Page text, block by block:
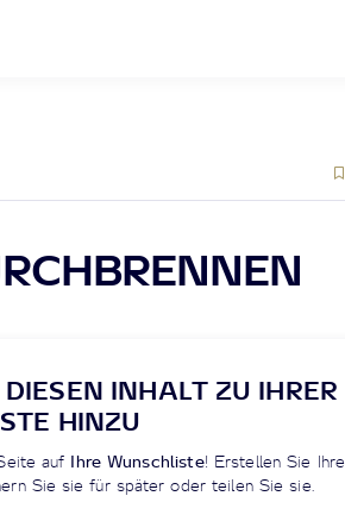
INHALT ZU IHRER
HINZU
auf Ihre Wunschliste! Erstellen Sie Ihre
Sie sie für später oder teilen Sie sie.